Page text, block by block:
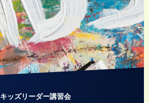
キッズリーダー講習会